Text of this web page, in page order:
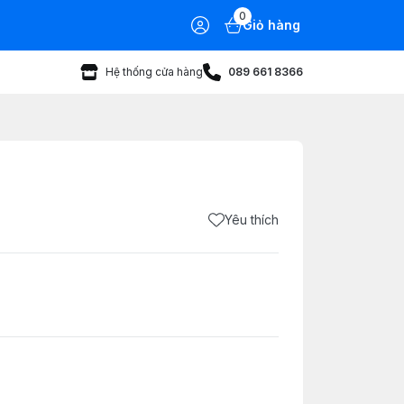
0
Giỏ hàng
Hệ thống cửa hàng 089 661 8366
Yêu thích